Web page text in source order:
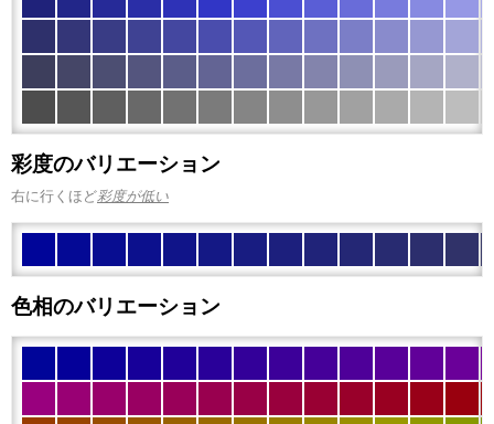
彩度のバリエーション
右に行くほど彩度が低い
色相のバリエーション